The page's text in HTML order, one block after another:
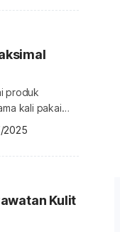
jenis buah
produk
kali pakai
tepat dapat
yang tepat
dari
2025
Kulit